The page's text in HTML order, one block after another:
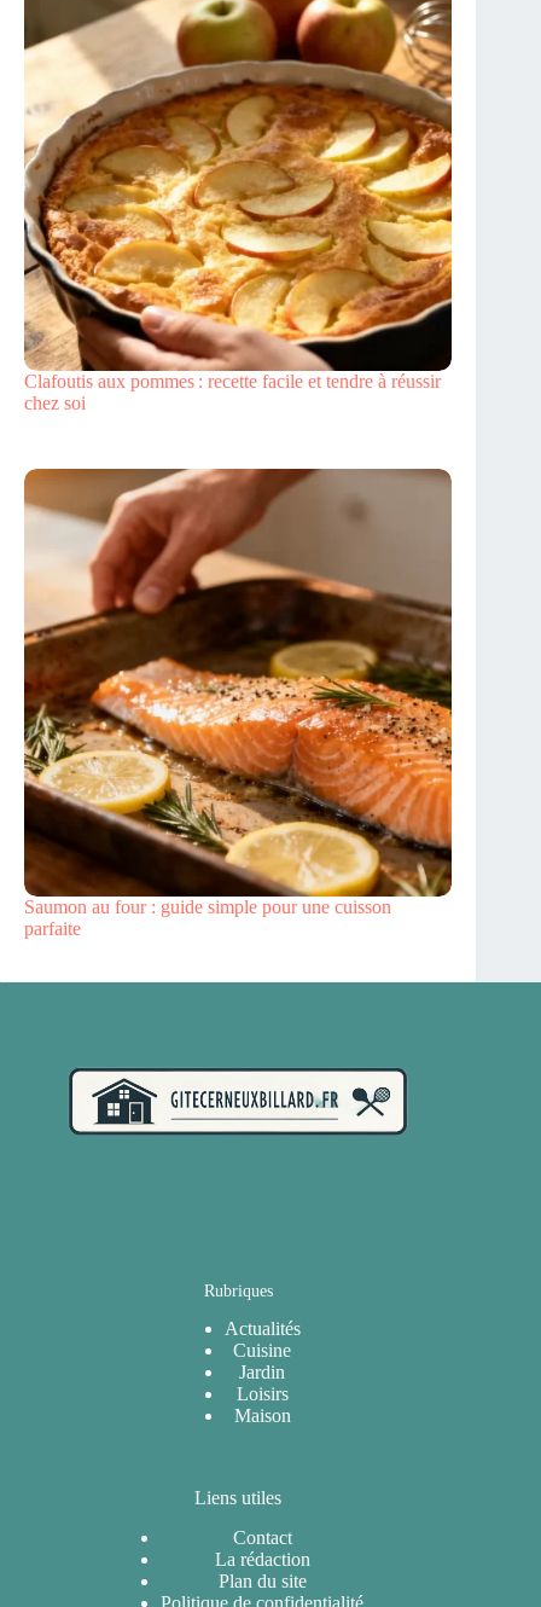
Clafoutis aux pommes : recette facile et tendre à réussir
chez soi
Saumon au four : guide simple pour une cuisson
parfaite
Rubriques
Actualités
Cuisine
Jardin
Loisirs
Maison
Liens utiles
Contact
La rédaction
Plan du site
Politique de confidentialité